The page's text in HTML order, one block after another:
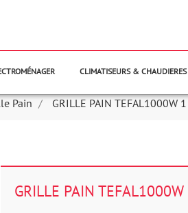
CLIMATISEURS & CHAUDIERES
Pain GRILLE PAIN TEFAL1000W
GRILLE PAIN